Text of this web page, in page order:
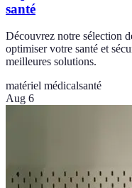
santé
Découvrez notre sélection
optimiser votre santé et
meilleures solutions.
matériel médicalsanté
Aug 6